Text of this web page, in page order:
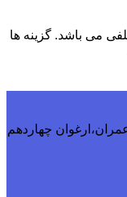
می باشد. گزینه ها
عمران،ارغوان چهاردهم